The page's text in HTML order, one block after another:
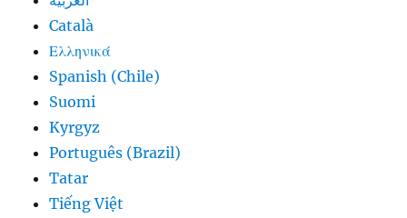
Català
Ελληνικά
Spanish (Chile)
Suomi
Kyrgyz
Português (Brazil)
Tatar
Tiếng Việt